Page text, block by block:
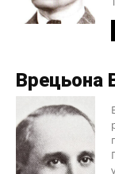
Врецьона